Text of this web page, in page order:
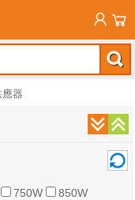
器
750W
850W